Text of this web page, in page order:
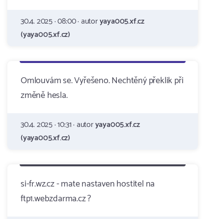
30.4. 2025 · 08:00 · autoryaya005.xf.cz
(yaya005.xf.cz)
Omlouvám se. Vyřešeno. Nechtěný překlik při
změně hesla.
30.4. 2025 · 10:31 · autoryaya005.xf.cz
(yaya005.xf.cz)
si-fr.wz.cz - mate nastaven hostitel na
ftp1.webzdarma.cz ?